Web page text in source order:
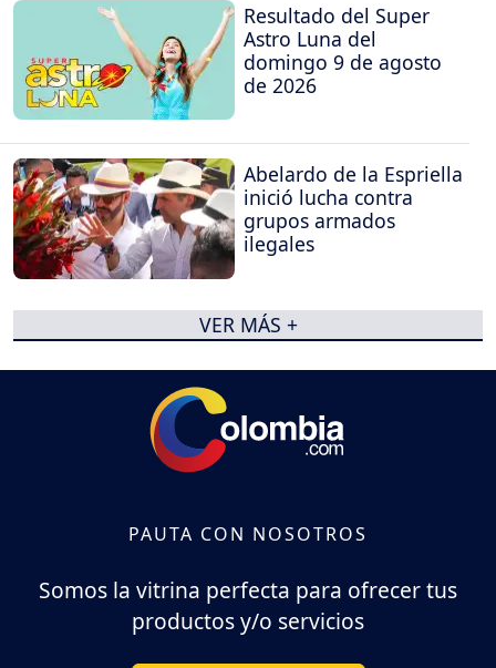
Resultado del Super
Astro Luna del
domingo 9 de agosto
de 2026
Abelardo de la Espriella
inició lucha contra
grupos armados
ilegales
VER MÁS +
PAUTA CON NOSOTROS
Somos la vitrina perfecta para ofrecer tus
productos y/o servicios